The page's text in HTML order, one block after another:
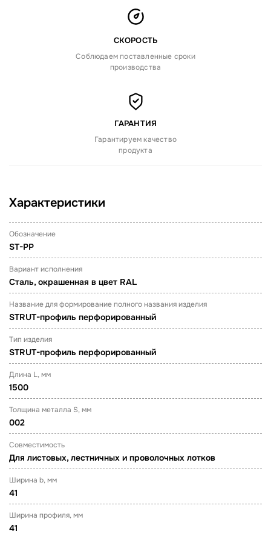
СКОРОСТЬ
Соблюдаем поставленные сроки
производства
ГАРАНТИЯ
Гарантируем качество
продукта
Характеристики
Обозначение
ST-PP
Вариант исполнения
Сталь, окрашенная в цвет RAL
Название для формирование полного названия изделия
STRUT-профиль перфорированный
Тип изделия
STRUT-профиль перфорированный
Длина L, мм
1500
Толщина металла S, мм
002
Совместимость
Для листовых, лестничных и проволочных лотков
Ширина b, мм
41
Ширина профиля, мм
41